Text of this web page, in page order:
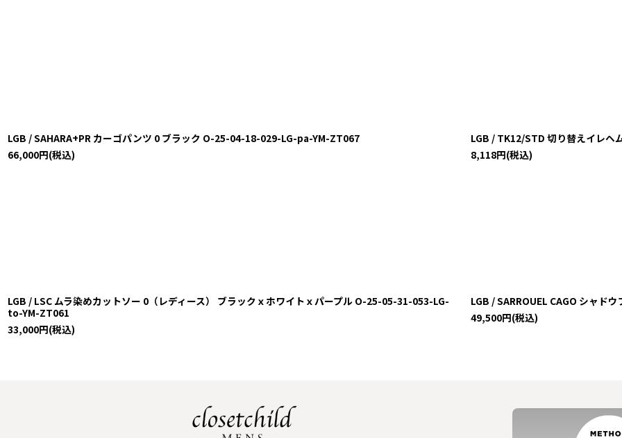
LGB / SAHARA+PR カーゴパンツ 0 ブラック O-25-04-18-029-LG-pa-YM-ZT067
66,000円(税込)
LGB / TK12/STD 切り替えイレ
8,118円(税込)
LGB / LSC ムラ染めカットソー 0（レディース） ブラックｘホワイトｘパープル O-25-05-31-053-LG-
to-YM-ZT061
33,000円(税込)
LGB / SARROUEL CAGO シャド
49,500円(税込)